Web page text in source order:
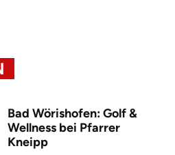
Bad Wörishofen: Golf &
Wellness bei Pfarrer
Kneipp